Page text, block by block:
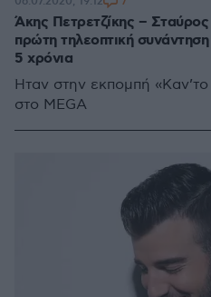
Άκης Πετρετζίκης –
πρώτη τηλεοπτική
5 χρόνια
Ήταν στην εκπομπή
στο MEGA